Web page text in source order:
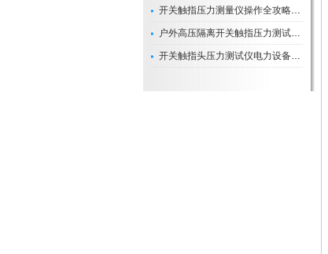
开关触指压力测量仪操作全攻略：从准备到精准测量的实战指南
户外高压隔离开关触指压力测试仪的作用与价值
开关触指头压力测试仪电力设备安全的“隐形守护者”